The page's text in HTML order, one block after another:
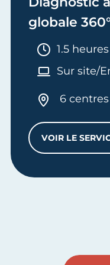
globale
Durée :
1.5 heures
Sur site/
6 centres
VOIR LE